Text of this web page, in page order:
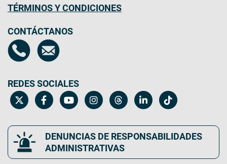
TÉRMINOS Y CONDICIONES
CONTÁCTANOS
REDES SOCIALES
DENUNCIAS DE RESPONSABILIDADES
ADMINISTRATIVAS